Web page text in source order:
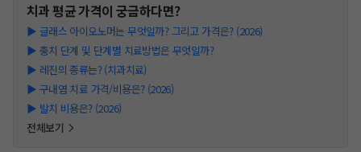
치과평균 가격이 궁금하다면?
▶ 글래스 아이오노머는 무엇일까? 그리고 가격은? (2026)
▶ 충치 단계 및 단계별 치료방법은 무엇일까?
▶ 레진의 종류는? (치과치료)
▶ 구내염 치료 가격/비용은? (2026)
▶ 발치 비용은? (2026)
전체보기